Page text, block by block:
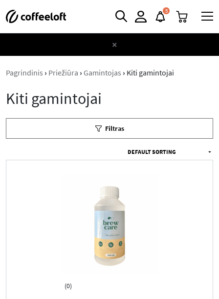
5
×
Pagrindinis › Priežiūra › Gamintojas › Kiti gamintojai
Kiti gamintojai
Filtras
(0)